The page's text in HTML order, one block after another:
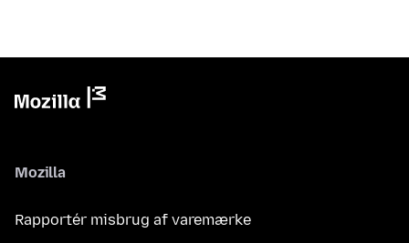
Mozilla
Rapportér misbrug af varemærke